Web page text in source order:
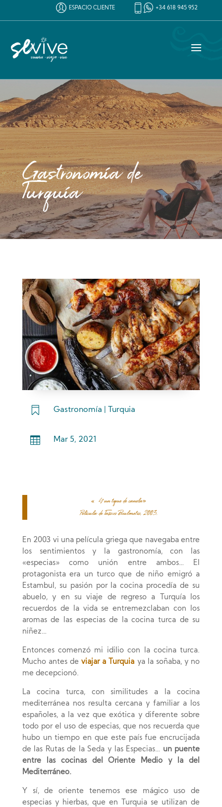
ESPACIO CLIENTE +34 618 945 952
Gastronomía de
Turquía
 Gastronomía Turquia
 Mar 5, 2021
«Y un toque de canela»
Película de Tassos Boulmetis, 2003.
En 2003 vi una película griega que navegaba entre
los sentimientos y la gastronomía, con las
«especias» como unión entre ambos… El
protagonista era un turco que de niño emigró a
Estambul, su pasión por la cocina procedía de su
abuelo, y en su viaje de regreso a Turquía los
recuerdos de la vida se entremezclaban con los
aromas de las especias de la cocina turca de su
niñez…
Entonces comenzó mi idilio con la cocina turca.
Mucho antes deviajar a Turquia ya la soñaba, y no
me decepcionó.
La cocina turca, con similitudes a la cocina
mediterránea nos resulta cercana y familiar a los
españoles, a la vez que exótica y diferente sobre
todo por el uso de especias, que nos recuerda que
hubo un tiempo en que este país fue encrucijada
de las Rutas de la Seda y las Especias… un puente
entre las cocinas del Oriente Medio y la del
Mediterráneo.
Y sí, de oriente tenemos ese mágico uso de
especias y hierbas, que en Turquia se utilizan de